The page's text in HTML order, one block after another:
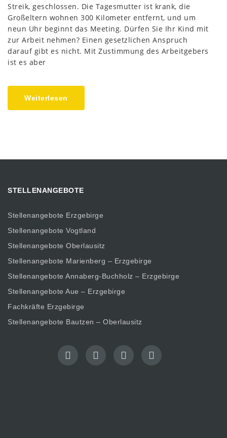
Streik, geschlossen. Die Tagesmutter ist krank, die
Großeltern wohnen 300 Kilometer entfernt, und um
neun Uhr beginnt das Meeting. Dürfen Sie Ihr Kind mit
zur Arbeit nehmen? Einen gesetzlichen Anspruch
darauf gibt es nicht. Mit Zustimmung des Arbeitgebers
ist es aber
Weiterlesen
STELLENANGEBOTE
Stellenangebote Erzgebirge
Stellenangebote Vogtland
Stellenangebote Oberlausitz
Stellenangebote Marienberg – Erzgebirge
Stellenangebote Annaberg-Buchholz – Erzgebirge
Stellenangebote Aue – Erzgebirge
Fachkräfte Erzgebirge
Stellenangebote Bautzen – Oberlausitz